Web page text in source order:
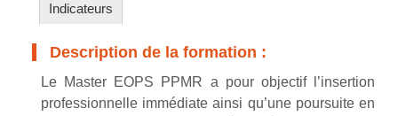
Indicateurs
Description de la formation :
Le Master EOPS PPMR a pour objectif l’insertion
professionnelle immédiate ainsi qu’une poursuite en